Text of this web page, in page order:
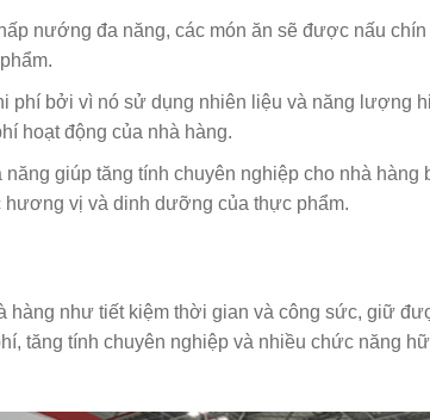
nướng đa năng, các món ăn sẽ được nấu chín
phí bởi vì nó sử dụng nhiên liệu và năng lượng
hoạt động của nhà hàng.
giúp tăng tính chuyên nghiệp cho nhà hàng
vị và dinh dưỡng của thực phẩm.
hàng như tiết kiệm thời gian và công sức, giữ
tăng tính chuyên nghiệp và nhiều chức năng